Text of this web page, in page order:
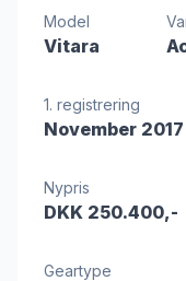
Model
Vitara
1. registrering
November 2017
Nypris
DKK 250.400,-
Geartype